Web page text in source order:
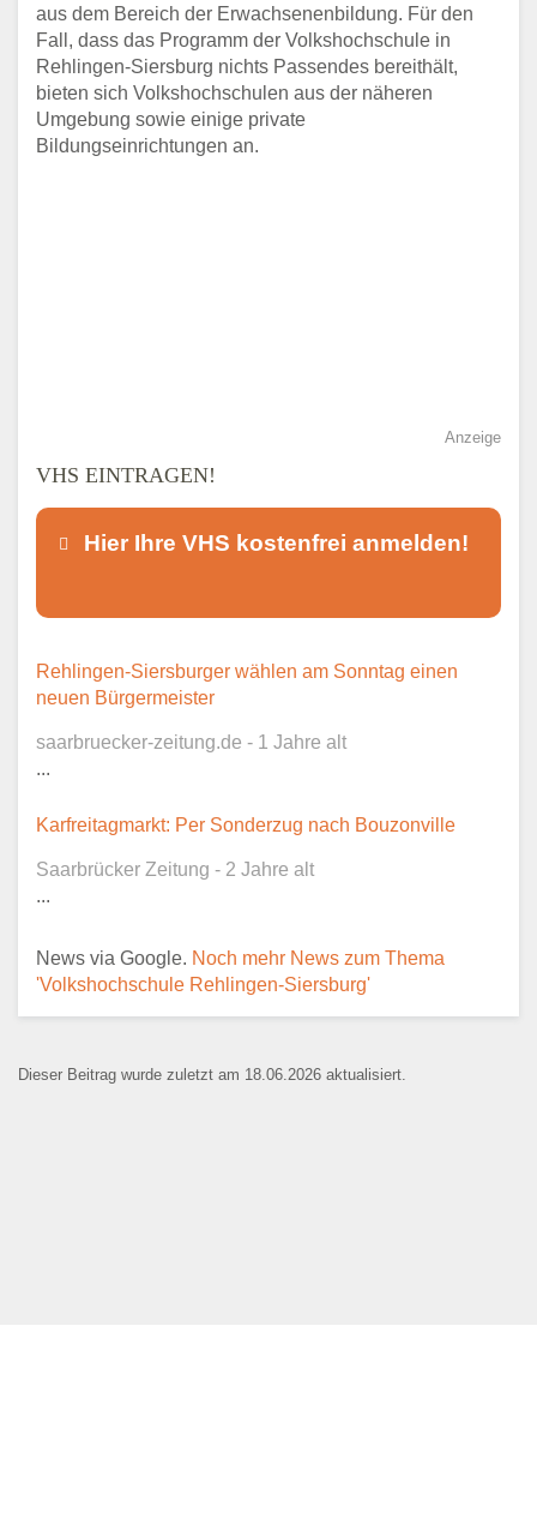
aus dem Bereich der Erwachsenenbildung. Für den
Fall, dass das Programm der Volkshochschule in
Rehlingen-Siersburg nichts Passendes bereithält,
bieten sich Volkshochschulen aus der näheren
Umgebung sowie einige private
Bildungseinrichtungen an.
Anzeige
VHS EINTRAGEN!
Hier Ihre VHS kostenfrei anmelden!
Dieser Teil dient lediglich zur
Kontaktaufnahme und ist nicht
E-Mail*
Rehlingen-Siersburger wählen am Sonntag einen
neuen Bürgermeister
saarbruecker-zeitung.de - 1 Jahre alt
...
Karfreitagmarkt: Per Sonderzug nach Bouzonville
Saarbrücker Zeitung - 2 Jahre alt
...
News via Google. Noch mehr News zum Thema
'Volkshochschule Rehlingen-Siersburg'
Dieser Beitrag wurde zuletzt am 18.06.2026 aktualisiert.